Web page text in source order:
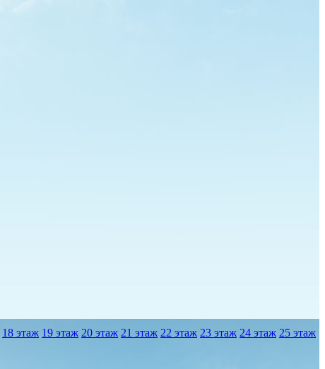
18 этаж 19 этаж 20 этаж 21 этаж 22 этаж 23 этаж 24 этаж 25 этаж